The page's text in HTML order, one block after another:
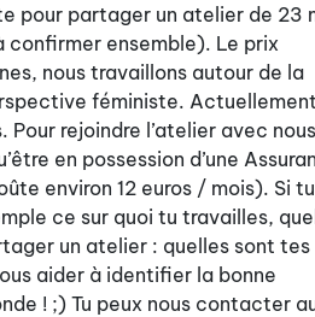
pour partager un atelier de 23
confirmer ensemble). Le prix
nous travaillons autour de la
féministe. Actuellement
rejoindre l’atelier avec
en possession d’une
environ 12 euros / mois). Si
ce sur quoi tu travailles,
un atelier : quelles sont tes
aider à identifier la bonne
! ;) Tu peux nous contacter